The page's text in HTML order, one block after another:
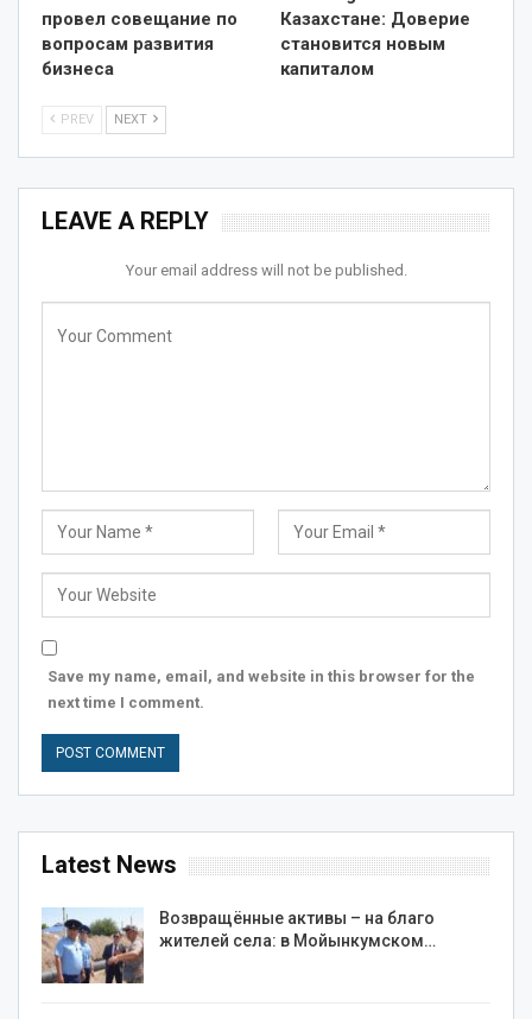
провел совещание по
вопросам развития
бизнеса
Казахстане: Доверие
становится новым
капиталом
PREV NEXT
LEAVE A REPLY
Your email address will not be published.
Save my name, email, and website in this browser for the
next time I comment.
Latest News
Возвращённые активы – на благо
жителей села: в Мойынкумском…